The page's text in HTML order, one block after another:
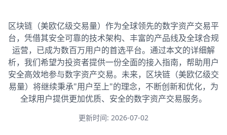
区块链（美欧亿级交易量）作为全球领先的数字资产交易平
台，凭借其安全可靠的技术架构、丰富的产品线及全球合规
运营，已成为数百万用户的首选平台。通过本文的详细解
析，我们希望为投资者提供一份全面的接入指南，帮助用户
安全高效地参与数字资产交易。未来，区块链（美欧亿级交
易量）将继续秉承"用户至上"的理念，不断创新和优化，为
全球用户提供更加优质、安全的数字资产交易服务。
更新时间: 2026-07-02